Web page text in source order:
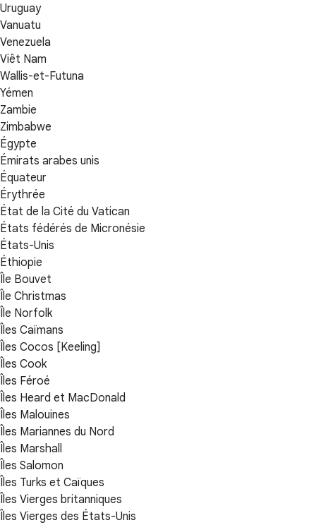
Uruguay
Vanuatu
Venezuela
Viêt Nam
Wallis-et-Futuna
Yémen
Zambie
Zimbabwe
Égypte
Émirats arabes unis
Équateur
Érythrée
État de la Cité du Vatican
États fédérés de Micronésie
États-Unis
Éthiopie
Île Bouvet
Île Christmas
Île Norfolk
Îles Caïmans
Îles Cocos [Keeling]
Îles Cook
Îles Féroé
Îles Heard et MacDonald
Îles Malouines
Îles Mariannes du Nord
Îles Marshall
Îles Salomon
Îles Turks et Caïques
Îles Vierges britanniques
Îles Vierges des États-Unis